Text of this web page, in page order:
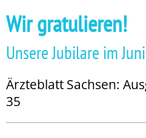
Wir gratulieren!
Unsere Jubilare im
Ärzteblatt Sachsen:
35